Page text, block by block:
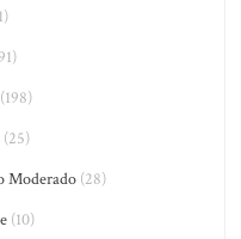
(198)
(25)
Moderado(28)
(10)